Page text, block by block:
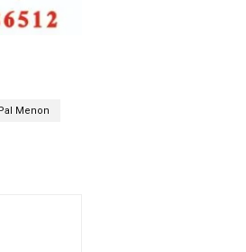
Menon